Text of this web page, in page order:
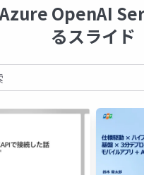
OpenAI
るスライド